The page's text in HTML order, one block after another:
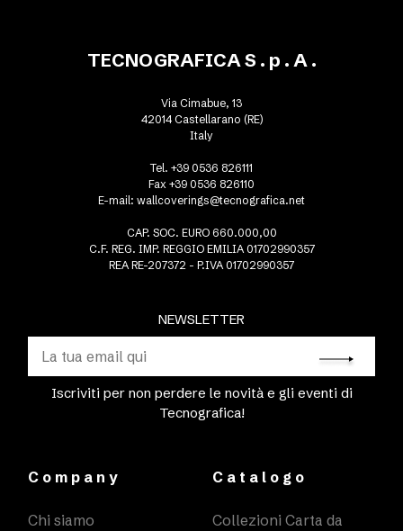
NEWSLETTER
Iscriviti per non perdere le novità e gli eventi di
Tecnografica!
TECNOGRAFICA S . p . A .
Via Cimabue, 13
42014 Castellarano (RE)
Italy
Tel. +39 0536 826111
Fax +39 0536 826110
E-mail: wallcoverings@tecnografica.net
CAP. SOC. EURO 660.000,00
C.F. REG. IMP. REGGIO EMILIA 01702990357
REA RE-207372 - P.IVA 01702990357
Company
Chi siamo
Catalogo
Collezioni Carta da